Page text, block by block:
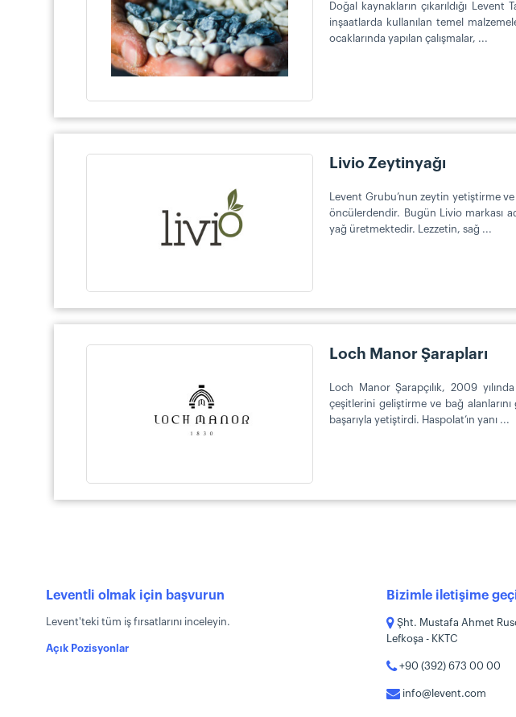
Doğal kaynakların çıkarıldığı
inşaatlarda kullanılan temel
ocaklarında yapılan çalışmalar, ...
Livio Zeytinyağı
Levent Grubu’nun zeytin yetiştirme
öncülerdendir. Bugün Livio markası
yağ üretmektedir. Lezzetin, sağ ...
Loch Manor Şarapları
Loch Manor Şarapçılık, 2009
çeşitlerini geliştirme ve bağ
başarıyla yetiştirdi. Haspolat’ın yanı ...
Leventli olmak için başvurun
Levent'teki tüm iş fırsatlarını inceleyin.
Açık Pozisyonlar
Bizimle iletişime
Şht. Mustafa Ahmet
Lefkoşa - KKTC
+90 (392) 673 00 00
info@levent.com